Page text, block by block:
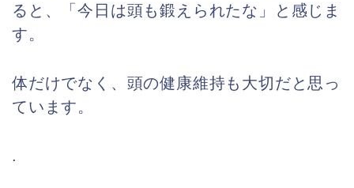
ると、「今日は頭も鍛えられたな」と感じま
す。
体だけでなく、頭の健康維持も大切だと思っ
ています。
.